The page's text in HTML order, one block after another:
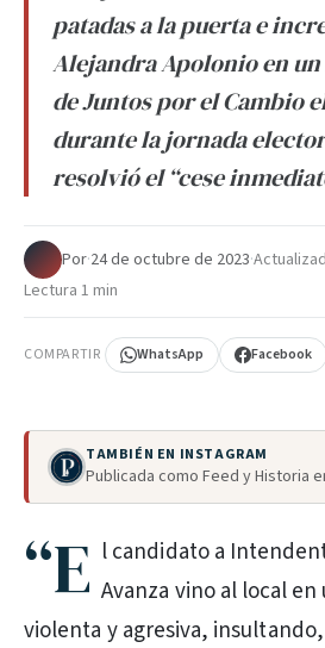
patadas a la puerta e
Alejandra Apolonio en
de Juntos por el Cambio
durante la jornada
resolvió el “cese
Por·24 de octubre de 2023·
Lectura 1 min
COMPARTIR WhatsApp Facebook
TAMBIÉN EN INSTAGRAM
Publicada como Feed y Historia
“E l candidato a
Avanza vino al local
violenta y agresiva,